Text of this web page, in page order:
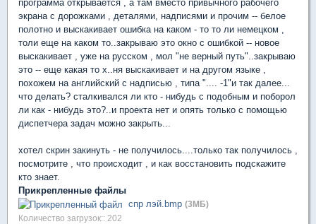
программа открывается , а там вместо привычного рабочего
экрана с дорожками , деталями, надписями и прочим -- белое
полотно и выскакивает ошибка на каком - то то ли немецком ,
толи еще на каком то..закрываю это окно с ошибкой -- новое
выскакивает , уже на русском , мол "не верный путь"..закрываю
это -- еще какая то х..ня выскакивает и на другом языке ,
похожем на английский с надписью , типа ".... -1"и так далее...
что делать? сталкивался ли кто - нибудь с подобным и поборол
ли как - нибудь это?..и проекта нет и опять только с помощью
диспетчера задач можно закрыть...
хотел скрин закинуть - не получилось....только так получилось ,
посмотрите , что происходит , и как восстановить подскажите
кто знает.
Прикрепленные файлы
спр лэй.bmp (3МБ)
Количество загрузок:: 202